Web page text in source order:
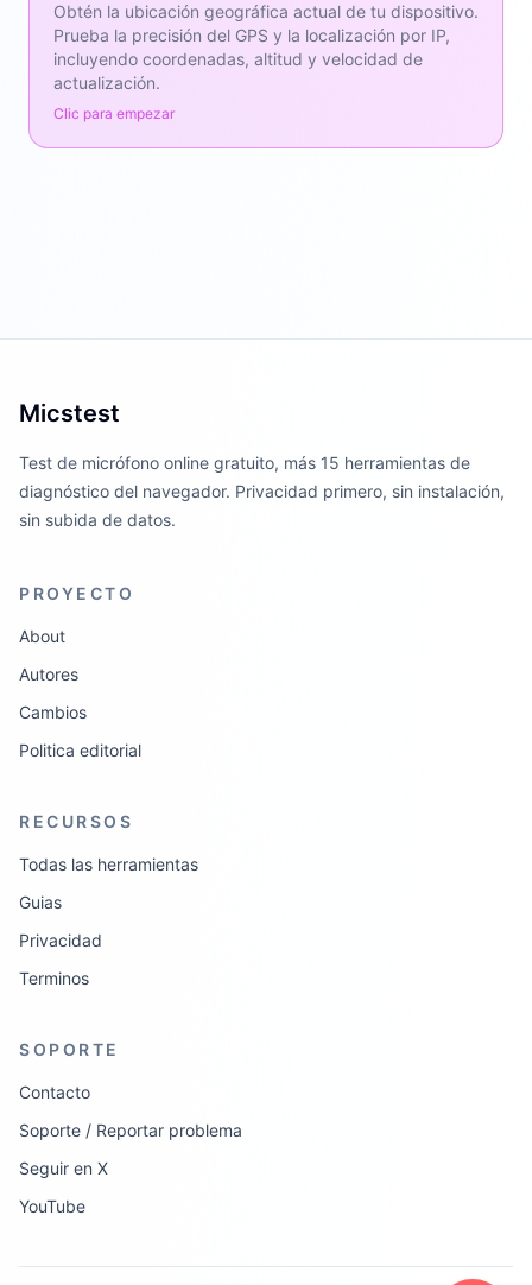
Obtén la ubicación geográfica actual de tu dispositivo.
Prueba la precisión del GPS y la localización por IP,
incluyendo coordenadas, altitud y velocidad de
actualización.
Clic para empezar
Micstest
Test de micrófono online gratuito, más 15 herramientas de
diagnóstico del navegador. Privacidad primero, sin instalación,
sin subida de datos.
PROYECTO
About
Autores
Cambios
Politica editorial
RECURSOS
Todas las herramientas
Guias
Privacidad
Terminos
SOPORTE
Contacto
Soporte / Reportar problema
Seguir en X
YouTube